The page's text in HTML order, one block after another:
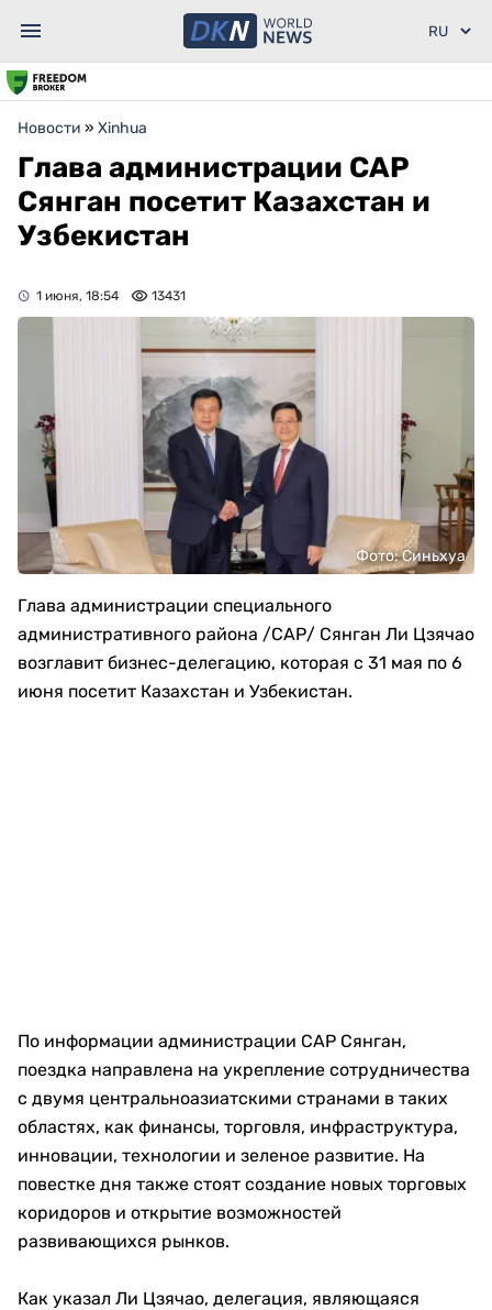
Новости » Xinhua
Глава администрации САР
Сянган посетит Казахстан и
Узбекистан
1 июня, 18:54 13431
Фото: Синьхуа
Глава администрации специального
административного района /САР/ Сянган Ли Цзячао
возглавит бизнес-делегацию, которая с 31 мая по 6
июня посетит Казахстан и Узбекистан.
По информации администрации САР Сянган,
поездка направлена на укрепление сотрудничества
с двумя центральноазиатскими странами в таких
областях, как финансы, торговля, инфраструктура,
инновации, технологии и зеленое развитие. На
повестке дня также стоят создание новых торговых
коридоров и открытие возможностей
развивающихся рынков.
Как указал Ли Цзячао, делегация, являющаяся